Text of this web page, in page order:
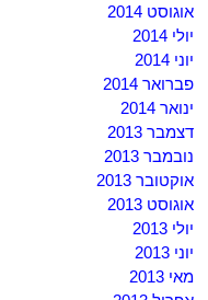
אוגוסט 2014
יולי 2014
יוני 2014
פברואר 2014
ינואר 2014
דצמבר 2013
נובמבר 2013
אוקטובר 2013
אוגוסט 2013
יולי 2013
יוני 2013
מאי 2013